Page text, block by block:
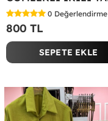
0 Değerlendirme
800 TL
SEPETE EKLE